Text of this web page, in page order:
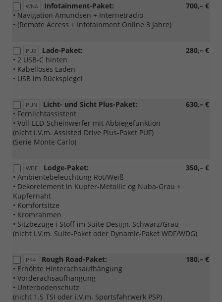
WNA 700,– €
Infotainment-Paket:
• Navigation Amundsen + Internetradio
• (Remote Access + Infotainment Online 3 Jahre)
PU2 280,– €
Lade-Paket:
• 2 USB-C hinten
• Kabelloses Laden
• USB im Rückspiegel
PUN 630,– €
Licht- und Sicht Plus-Paket:
• Fernlichtassistent
• Voll-LED-Scheinwerfer mit Abbiegefunktion
(nicht i.V.m. Assisted Drive Plus-Paket PUF)
(Serie Monte Carlo)
WDE 350,– €
Lodge-Paket:
• Ambientebeleuchtung Rot/Weiß
• Dekorelement in Kupfer-Metallic og Nuba-Grau +
Kupfernaht
• Komfortsitze
• Kromrahmen
• Sitzbezüge i Stoff im Suite Design, Schwarz/Grau
(nicht i.V.m. Suite-Paket oder Dynamic-Paket WDF/WDG)
PK4 180,– €
Rough Road-Paket:
• Erhöhte Hinterachsaufhängung
• Vorderachsaufhängung
• Unterbodenschutz
(nicht 1.5 TSI oder i.V.m. Sportsfahrwerk PSP)